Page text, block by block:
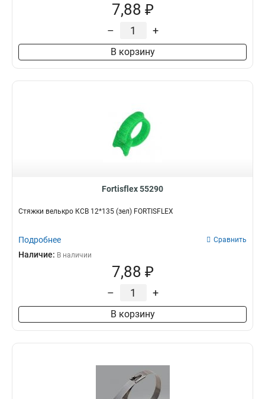
7,88 ₽
– +
В корзину
Fortisflex 55290
Стяжки велькро КСВ 12*135 (зел) FORTISFLEX
Подробнее Сравнить
Наличие: В наличии
7,88 ₽
– +
В корзину